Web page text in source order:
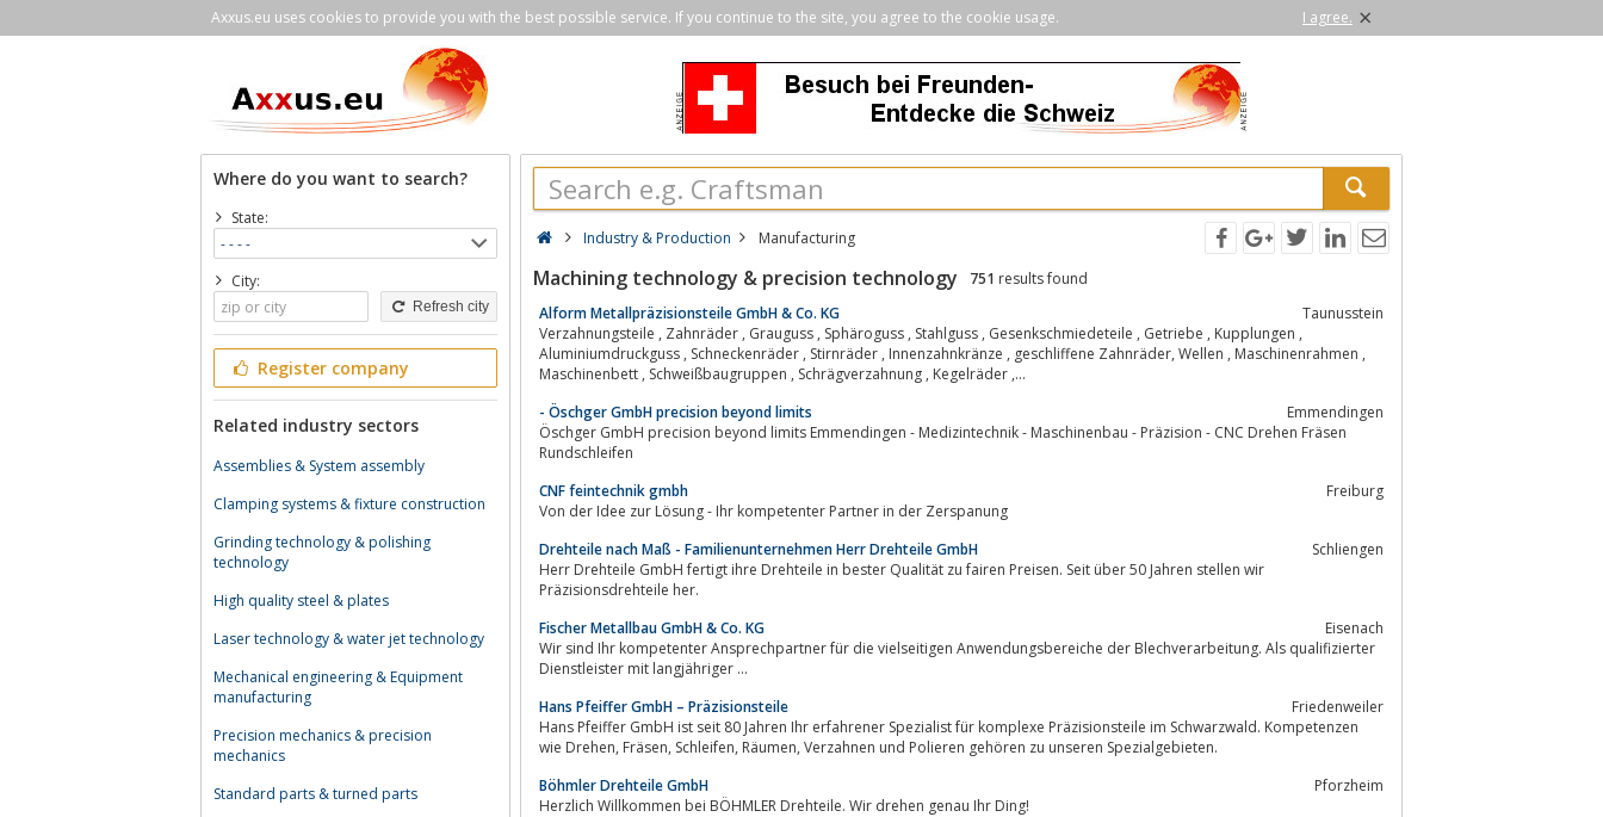
Axxus.eu uses cookies to provide you with the best possible service. If you continue to the site, you agree to the cookie usage. I agree. ×
Where do you want to search?
State:
City:
Refresh city
Register company
Related industry sectors
Assemblies & System assembly
Clamping systems & fixture construction
Grinding technology & polishing
technology
High quality steel & plates
Laser technology & water jet technology
Mechanical engineering & Equipment
manufacturing
Precision mechanics & precision
mechanics
Standard parts & turned parts
Industry & Production Manufacturing
Machining technology & precision technology 751 results found
Alform Metallpräzisionsteile GmbH & Co. KG
Taunusstein
Verzahnungsteile , Zahnräder , Grauguss , Sphäroguss , Stahlguss , Gesenkschmiedeteile , Getriebe , Kupplungen ,
Aluminiumdruckguss , Schneckenräder , Stirnräder , Innenzahnkränze , geschliffene Zahnräder, Wellen , Maschinenrahmen ,
Maschinenbett , Schweißbaugruppen , Schrägverzahnung , Kegelräder ,...
- Öschger GmbH precision beyond limits
Emmendingen
Öschger GmbH precision beyond limits Emmendingen - Medizintechnik - Maschinenbau - Präzision - CNC Drehen Fräsen
Rundschleifen
CNF feintechnik gmbh
Freiburg
Von der Idee zur Lösung - Ihr kompetenter Partner in der Zerspanung
Drehteile nach Maß - Familienunternehmen Herr Drehteile GmbH
Schliengen
Herr Drehteile GmbH fertigt ihre Drehteile in bester Qualität zu fairen Preisen. Seit über 50 Jahren stellen wir
Präzisionsdrehteile her.
Fischer Metallbau GmbH & Co. KG
Eisenach
Wir sind Ihr kompetenter Ansprechpartner für die vielseitigen Anwendungsbereiche der Blechverarbeitung. Als qualifizierter
Dienstleister mit langjähriger ...
Hans Pfeiffer GmbH – Präzisionsteile
Friedenweiler
Hans Pfeiffer GmbH ist seit 80 Jahren Ihr erfahrener Spezialist für komplexe Präzisionsteile im Schwarzwald. Kompetenzen
wie Drehen, Fräsen, Schleifen, Räumen, Verzahnen und Polieren gehören zu unseren Spezialgebieten.
Böhmler Drehteile GmbH
Pforzheim
Herzlich Willkommen bei BÖHMLER Drehteile. Wir drehen genau Ihr Ding!